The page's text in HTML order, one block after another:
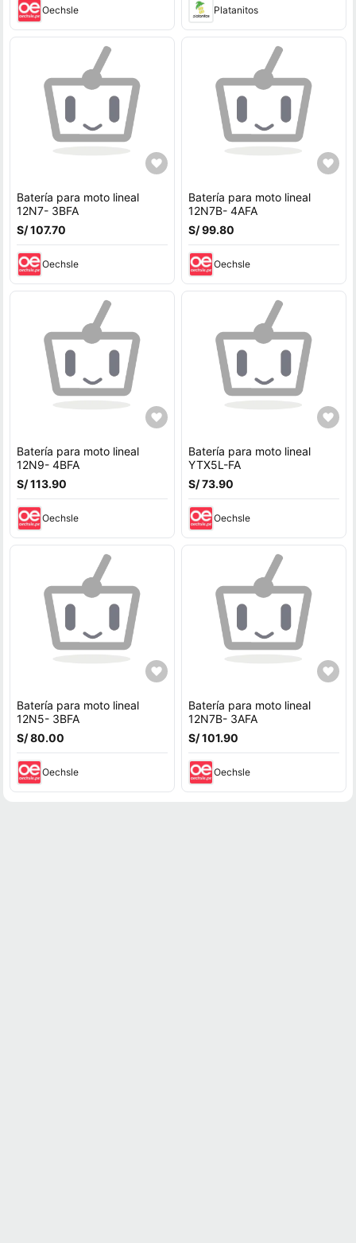
Oechsle Platanitos
Batería para moto lineal
12N7- 3BFA
S/ 107.70
Oechsle
Batería para moto lineal
12N7B- 4AFA
S/ 99.80
Oechsle
Batería para moto lineal
12N9- 4BFA
S/ 113.90
Oechsle
Batería para moto lineal
YTX5L-FA
S/ 73.90
Oechsle
Batería para moto lineal
12N5- 3BFA
S/ 80.00
Oechsle
Batería para moto lineal
12N7B- 3AFA
S/ 101.90
Oechsle